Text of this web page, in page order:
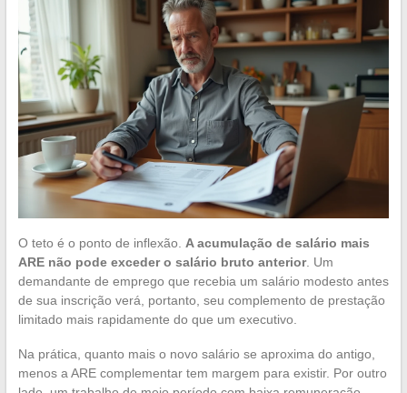
O teto é o ponto de inflexão. A acumulação de salário mais
ARE não pode exceder o salário bruto anterior. Um
demandante de emprego que recebia um salário modesto antes
de sua inscrição verá, portanto, seu complemento de prestação
limitado mais rapidamente do que um executivo.
Na prática, quanto mais o novo salário se aproxima do antigo,
menos a ARE complementar tem margem para existir. Por outro